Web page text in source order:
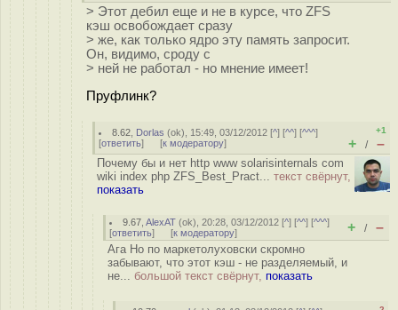
> Этот дебил еще и не в курсе, что ZFS
кэш освобождает сразу
> же, как только ядро эту память запросит.
Он, видимо, сроду с
> ней не работал - но мнение имеет!
Пруфлинк?
8.62 Dorlas (ok), 15:49, 03/12/2012 [^] [^^] [^^^]
[ответить] [к модератору]
+1
+ / –
Почему бы и нет http www solarisinternals com
wiki index php ZFS_Best_Pract... текст свёрнут,
показать
9.67 ,AlexAT (ok), 20:28, 03/12/2012 [^] [^^] [^^^]
[ответить] [к модератору] + / –
Ага Но по маркетолуховски скромно
забывают, что этот кэш - не разделяемый, и
не... большой текст свёрнут, показать